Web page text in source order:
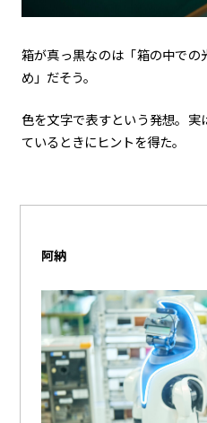
箱が真っ黒なのは「箱の中で
め」だそう。
色を文字で表すという発想。
ているときにヒントを得た。
阿納